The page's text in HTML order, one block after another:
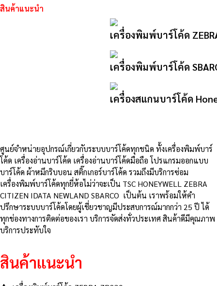
สินค้าแนะนำ
เครื่องพิมพ์บาร์โค้ด
เครื่องพิมพ์บาร์โค้ด
เครื่องสแกนบาร์โค้ด
ศูนย์จําหน่ายอุปกรณ์เกี่ยวกับระบบบาร์โค้ดทุกชนิด ทั้งเครื่องพิมพ์บาร์
โค้ด เครื่องอ่านบาร์โค้ด เครื่องอ่านบาร์โค้ดมือถือ โปรแกรมออกแบบ
บาร์โค้ด ผ้าหมึกริบบอน สติ๊กเกอร์บาร์โค้ด รวมถึงมีบริการซ่อม
เครื่องพิมพ์บาร์โค้ดทุกยี่ห้อไม่ว่าจะเป็น TSC HONEYWELL ZEBRA
CITIZEN IDATA NEWLAND SBARCO เป็นต้น เราพร้อมให้คำ
ปรึกษาระบบบาร์โค้ดโดยผู้เชี่ยวชาญมีประสบการณ์มากกว่า 25 ปี ได้
ทุกช่องทางการติดต่อของเรา บริการจัดส่งทั่วประเทศ สินค้าดีมีคุณภาพ
บริการประทับใจ
สินค้าแนะนำ